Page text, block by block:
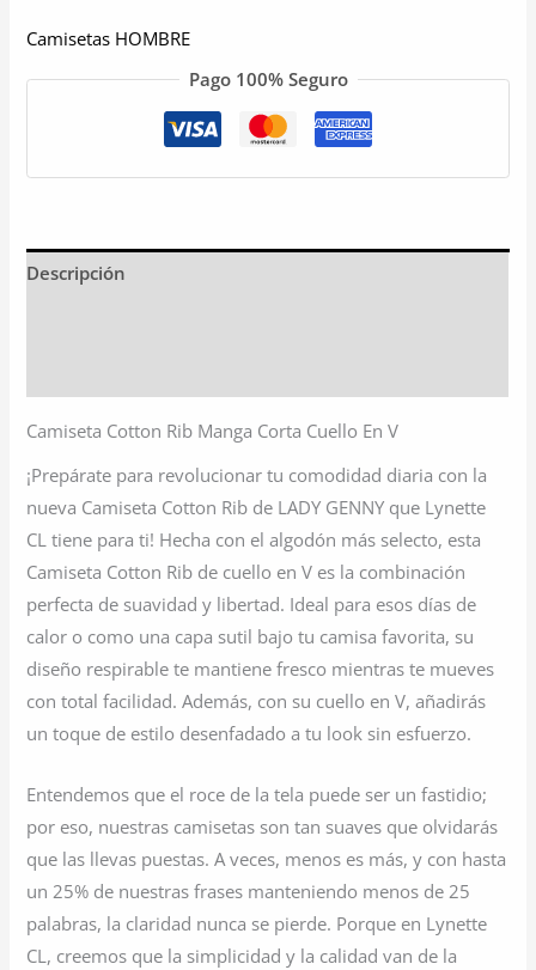
Camisetas HOMBRE
Pago 100% Seguro
Descripción
Camiseta Cotton Rib Manga Corta Cuello En V
¡Prepárate para revolucionar tu comodidad diaria con la
nueva Camiseta Cotton Rib de LADY GENNY que Lynette
CL tiene para ti! Hecha con el algodón más selecto, esta
Camiseta Cotton Rib de cuello en V es la combinación
perfecta de suavidad y libertad. Ideal para esos días de
calor o como una capa sutil bajo tu camisa favorita, su
diseño respirable te mantiene fresco mientras te mueves
con total facilidad. Además, con su cuello en V, añadirás
un toque de estilo desenfadado a tu look sin esfuerzo.
Entendemos que el roce de la tela puede ser un fastidio;
por eso, nuestras camisetas son tan suaves que olvidarás
que las llevas puestas. A veces, menos es más, y con hasta
un 25% de nuestras frases manteniendo menos de 25
palabras, la claridad nunca se pierde. Porque en Lynette
CL, creemos que la simplicidad y la calidad van de la